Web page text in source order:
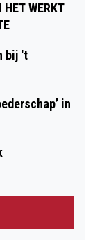
HET WERKT
bij 't
in